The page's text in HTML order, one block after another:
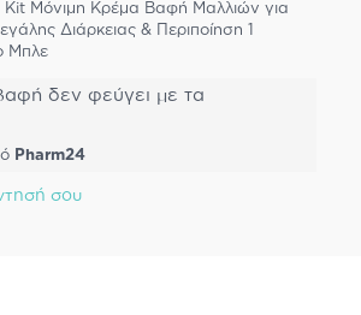
Kit Μόνιμη Κρέμα Βαφή Μαλλιών για
Διάρκειας & Περιποίηση 1
Μπλε
δεν φεύγει με τα
Pharm24
σου